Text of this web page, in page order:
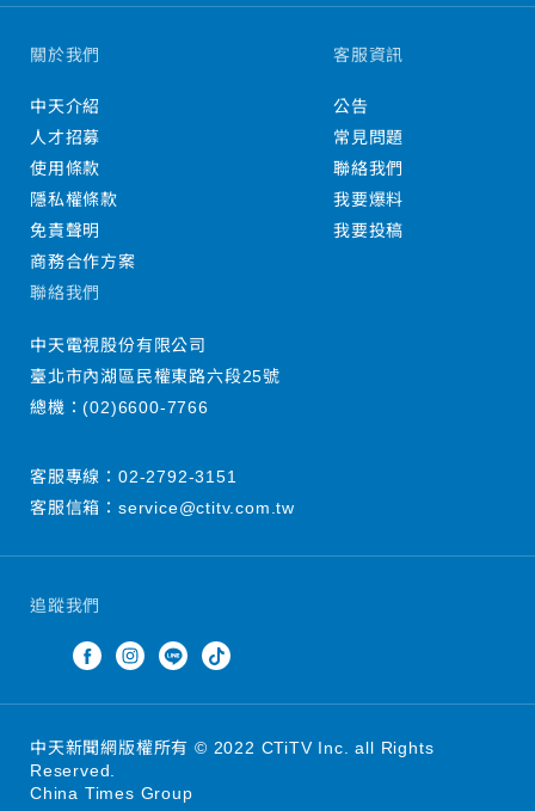
追蹤我們
關於我們
中天介紹
人才招募
使用條款
隱私權條款
免責聲明
商務合作方案
客服資訊
公告
常見問題
聯絡我們
我要爆料
我要投稿
聯絡我們
中天電視股份有限公司
臺北市內湖區民權東路六段25號
總機：(02)6600-7766
客服專線： 02-2792-3151
客服信箱： service@ctitv.com.tw
中天新聞網版權所有 © 2022 CTiTV Inc. all Rights
Reserved.
China Times Group